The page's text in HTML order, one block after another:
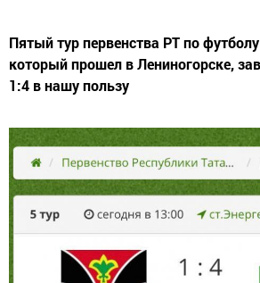
Пятый тур первенства РТ по
который прошел в Лениногорске,
1:4 в нашу пользу